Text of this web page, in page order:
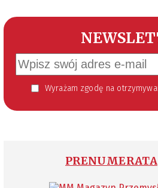
Wyrażam zgodę na otrzymywanie informacji handlowej kierowanej do mnie za pomocą środków komunikacji elektronicznej w szczególności poczty elektronicznej zgodnie z przepisem art. 10 ust 2 ustawy z dnia 18 lipca 2002 roku o świadczeniu usług drogą elektroniczną (Dz. U. 144 z 2002 r. poz. 1204). Zgoda
PRENUMERATA